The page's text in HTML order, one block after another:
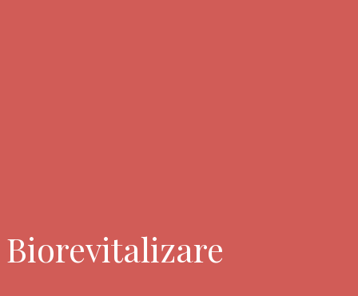
Biorevitalizare